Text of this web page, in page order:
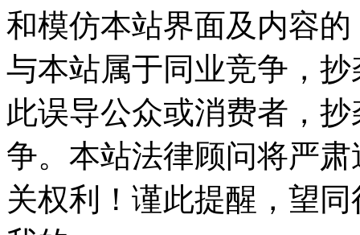
和模仿本站界面及内容
与本站属于同业竞争，
此误导公众或消费者，
争。本站法律顾问将严
关权利！谨此提醒，望